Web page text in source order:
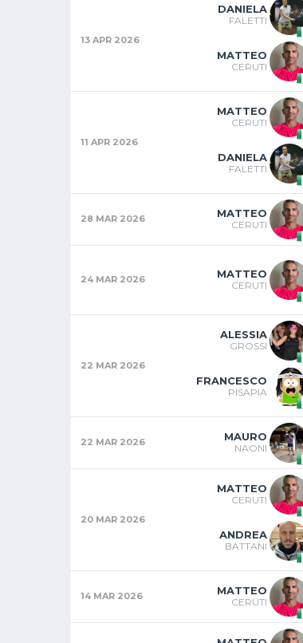
13 APR 2026
DANIELA
FALETTI
MATTEO
CERUTI
11 APR 2026
MATTEO
CERUTI
DANIELA
FALETTI
28 MAR 2026 MATTEO
CERUTI
24 MAR 2026 MATTEO
CERUTI
22 MAR 2026
ALESSIA
GROSSI
FRANCESCO
PISAPIA
22 MAR 2026 MAURO
NAONI
20 MAR 2026
MATTEO
CERUTI
ANDREA
BATTANI
14 MAR 2026 MATTEO
CERUTI